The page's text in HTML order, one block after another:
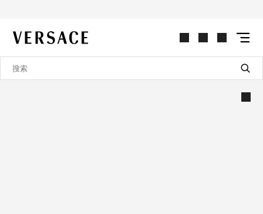
VERSACE | 主页